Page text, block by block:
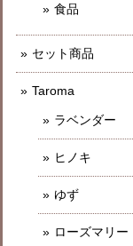
食品
セット商品
Taroma
ラベンダー
ヒノキ
ゆず
ローズマリー